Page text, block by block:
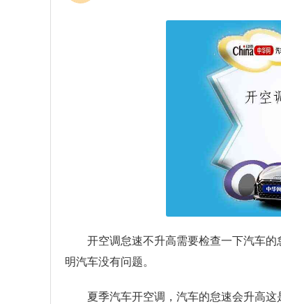
开空调怠速不升高需要检查一下汽车
明汽车没有问题。
夏季汽车开空调，汽车的怠速会升高